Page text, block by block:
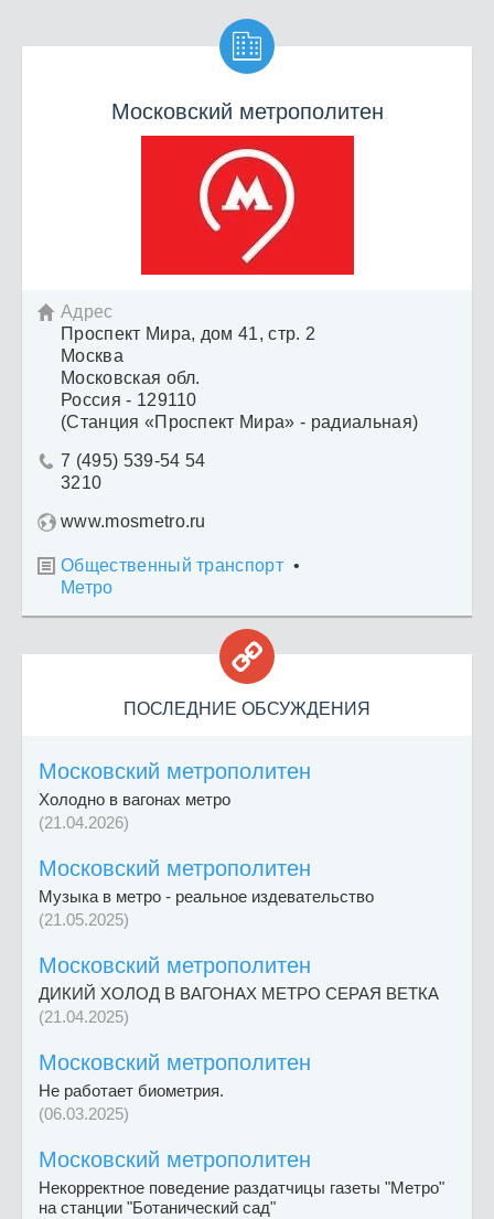

Московский метрополитен
 Адрес
Проспект Мира, дом 41, стр. 2
Москва
Московская обл.
Россия - 129110
(Станция «Проспект Мира» - радиальная)
 7 (495) 539-54 54
3210
www.mosmetro.ru
 Общественный транспорт •
Метро

ПОСЛЕДНИЕ ОБСУЖДЕНИЯ
Московский метрополитен
Холодно в вагонах метро
(21.04.2026)
Московский метрополитен
Музыка в метро - реальное издевательство
(21.05.2025)
Московский метрополитен
ДИКИЙ ХОЛОД В ВАГОНАХ МЕТРО СЕРАЯ ВЕТКА
(21.04.2025)
Московский метрополитен
Не работает биометрия.
(06.03.2025)
Московский метрополитен
Некорректное поведение раздатчицы газеты "Метро"
на станции "Ботанический сад"